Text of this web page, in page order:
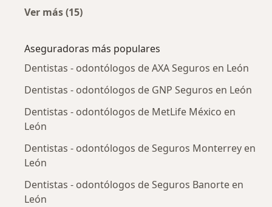
Ver más (15)
Aseguradoras más populares
Dentistas - odontólogos de AXA Seguros en León
Dentistas - odontólogos de GNP Seguros en León
Dentistas - odontólogos de MetLife México en
León
Dentistas - odontólogos de Seguros Monterrey en
León
Dentistas - odontólogos de Seguros Banorte en
León